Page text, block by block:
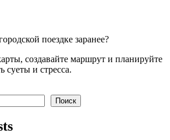
поездке заранее?
создавайте маршрут и планируйте
суеты и стресса.
Поиск